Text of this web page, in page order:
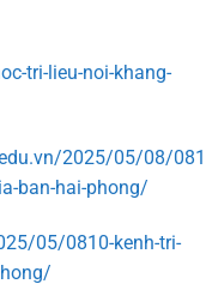
tri-lieu-noi-khang-
2025/05/08/
ban-hai-phong/
05/0810-kenh-tri-